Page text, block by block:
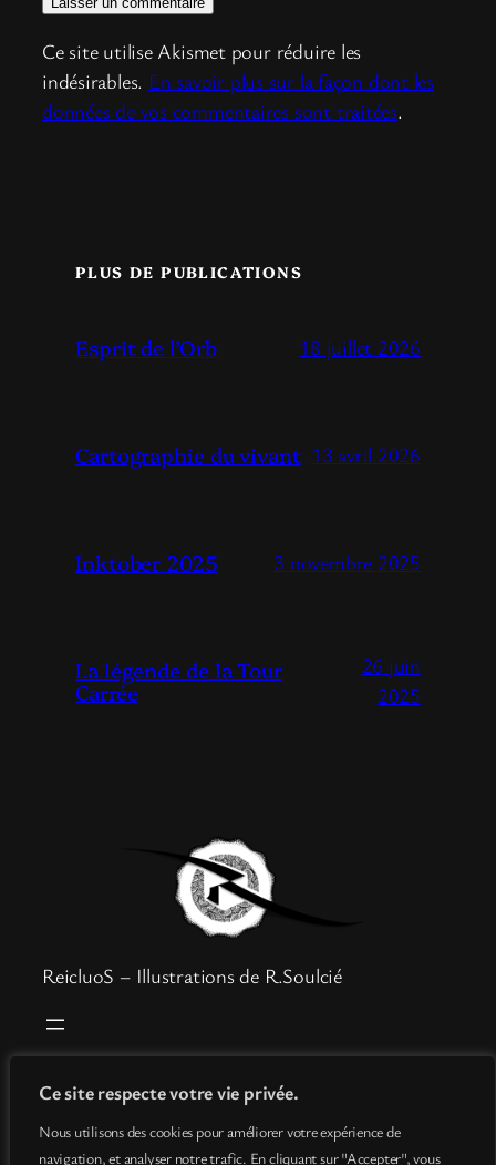
Ce site respecte votre vie privée.
Nous utilisons des cookies pour améliorer votre expérience de
navigation, et analyser notre trafic. En cliquant sur "Accepter", vous
Ce site utilise Akismet pour réduire les
indésirables. En savoir plus sur la façon dont les
données de vos commentaires sont traitées.
PLUS DE PUBLICATIONS
Esprit de l’Orb 18 juillet 2026
Cartographie du vivant 13 avril 2026
Inktober 2025 3 novembre 2025
La légende de la Tour
Carrée
26 juin
2025
ReicluoS – Illustrations de R.Soulcié
Boutique
Info
Mentions légales
Conditions générales de vente